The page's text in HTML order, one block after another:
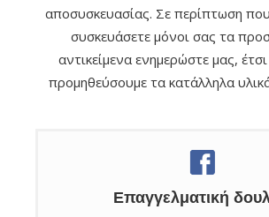
Επαγγελματική
αποσυσκευασίας. Σε περίπτωση
συσκευάσετε μόνοι σας τα
αντικείμενα ενημερώστε μας,
προμηθεύσουμε τα κατάλληλα